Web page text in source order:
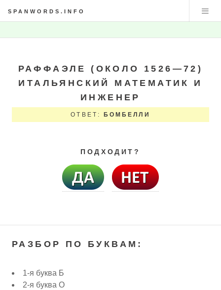
SPANWORDS.INFO
РАФФАЭЛЕ (ОКОЛО 1526—72)
ИТАЛЬЯНСКИЙ МАТЕМАТИК И
ИНЖЕНЕР
ОТВЕТ: БОМБЕЛЛИ
ПОДХОДИТ?
РАЗБОР ПО БУКВАМ:
1-я буква Б
2-я буква О